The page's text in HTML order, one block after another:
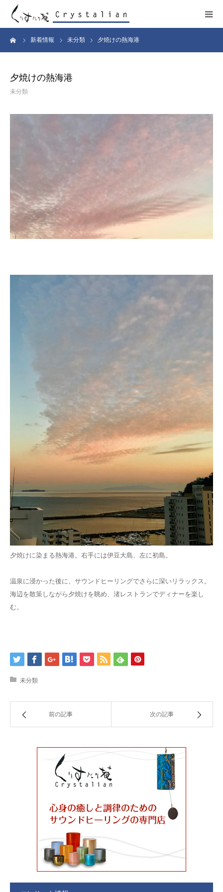
新着情報 未分類 夕焼けの熱海港
夕焼けの熱海港
未分類
夕焼けに染まる熱海港。右手には伊豆大島、左に初島。
温泉に浸かった後に、サウンドヒーリングでさらに深いリラックス。
海辺を散策しながら夕焼けを眺め、渚レストランでディナーを楽し
む。
未分類
前の記事 次の記事
ヒーリング